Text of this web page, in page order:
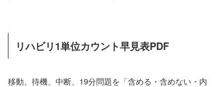
リハビリ1単位カウント早見表PDF
移動、待機、中断、19分問題を「含める・含めない・内